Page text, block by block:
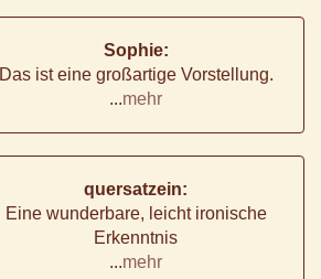
Sophie:
Das ist eine großartige Vorstellung.
...mehr
quersatzein:
Eine wunderbare, leicht ironische
Erkenntnis
...mehr